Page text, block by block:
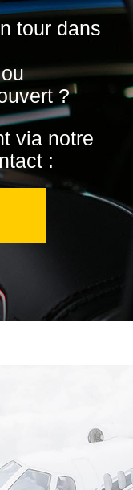
tour dans
?
via notre
: